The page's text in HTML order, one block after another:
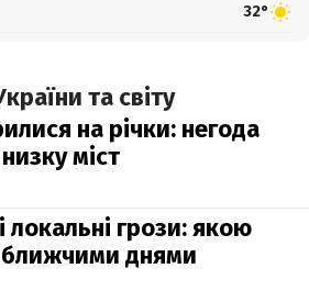
32°
та світу
на річки: негода
міст
локальні грози: якою
днями